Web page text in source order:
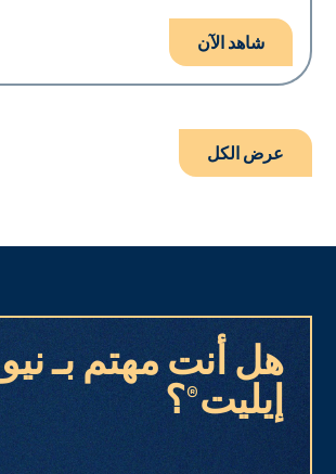
شاهد الآن
عرض الكل
هل أنت مهتم بـ نيو
إيليت®؟